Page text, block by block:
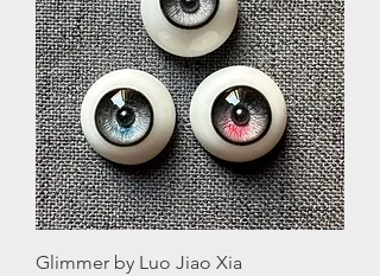
Glimmer by Luo Jiao Xia